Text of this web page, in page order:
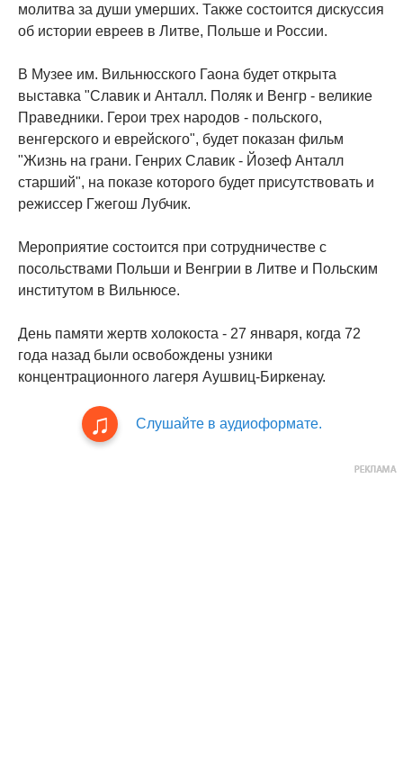
молитва за души умерших. Также состоится дискуссия
об истории евреев в Литве, Польше и России.
В Музее им. Вильнюсского Гаона будет открыта
выставка "Славик и Анталл. Поляк и Венгр - великие
Праведники. Герои трех народов - польского,
венгерского и еврейского", будет показан фильм
"Жизнь на грани. Генрих Славик - Йозеф Анталл
старший", на показе которого будет присутствовать и
режиссер Гжегош Лубчик.
Мероприятие состоится при сотрудничестве с
посольствами Польши и Венгрии в Литве и Польским
институтом в Вильнюсе.
День памяти жертв холокоста - 27 января, когда 72
года назад были освобождены узники
концентрационного лагеря Аушвиц-Биркенау.
Слушайте в аудиоформате.